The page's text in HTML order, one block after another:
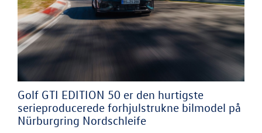
Golf GTI EDITION 50 er den hurtigste
serieproducerede forhjulstrukne bilmodel på
Nürburgring Nordschleife